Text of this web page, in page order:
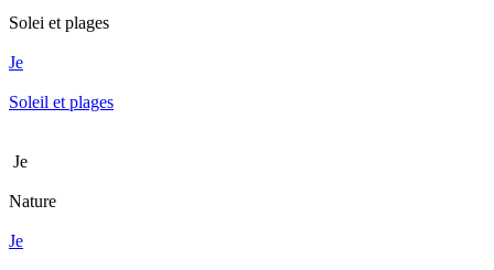
Solei et plages
Je
Soleil et plages
Je
Nature
Je